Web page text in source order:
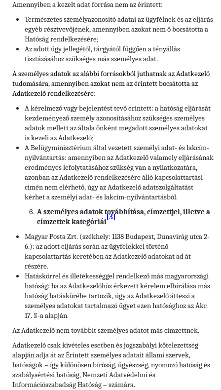
Amennyiben a kezelt adat forrása nem az érintett:
Természetes személyazonosító adatai az ügyfélnek és az eljárás
egyéb résztvevőjének, amennyiben azokat nem ő bocsátotta a
Hatóság rendelkezésére;
Az adott ügy jellegétől, tárgyától függően a tényállás
tisztázásához szükséges más személyes adat.
A személyes adatok az alábbi forrásokból juthatnak az Adatkezelő
tudomására, amennyiben azokat nem az érintett bocsátotta az
Adatkezelő rendelkezésére:
A kérelmező vagy bejelentést tevő érintett: a hatóság eljárását
kezdeményező személy azonosításához szükséges személyes
adatok mellett az általa önként megadott személyes adatokat
is kezeli az Adatkezelő;
A Belügyminisztérium által vezetett személyi adat- és lakcím-
nyilvántartás: amennyiben az Adatkezelő valamely eljárásának
eredményes lefolytatásához szükség van a nyilatkozatára,
azonban az Adatkezelő rendelkezésére álló kapcsolattartási
címén nem elérhető, úgy az Adatkezelő adatszolgáltatást
kérhet a személyi adat- és lakcím-nyilvántartásból.
A személyes adatok továbbítása, címzettjei, illetve a
címzettek kategóriái
[3]
Magyar Posta Zrt. (székhely: 1138 Budapest, Dunavirág utca 2-
6.): az adott eljárás során az ügyfelekkel történő
kapcsolattartás keretében az Adatkezelő adatokat ad át
részére.
Hatáskörrel és illetékességgel rendelkező más magyarországi
hatóság: ha az Adatkezelőhöz érkezett kérelem elbírálása más
hatóság hatáskörébe tartozik, úgy az Adatkezelő átteszi a
személyes adatokat tartalmazó ügyet ezen hatósághoz az Ákr.
17. §-a alapján.
Az Adatkezelő nem továbbít személyes adatot más címzettnek.
Adatkezelő csak kivételes esetben és jogszabályi kötelezettség
alapján adja át az Érintett személyes adatait állami szervek,
hatóságok – így különösen bíróság, ügyészség, nyomozó hatóság és
szabálysértési hatóság, Nemzeti Adatvédelmi és
Információszabadság Hatóság – számára.